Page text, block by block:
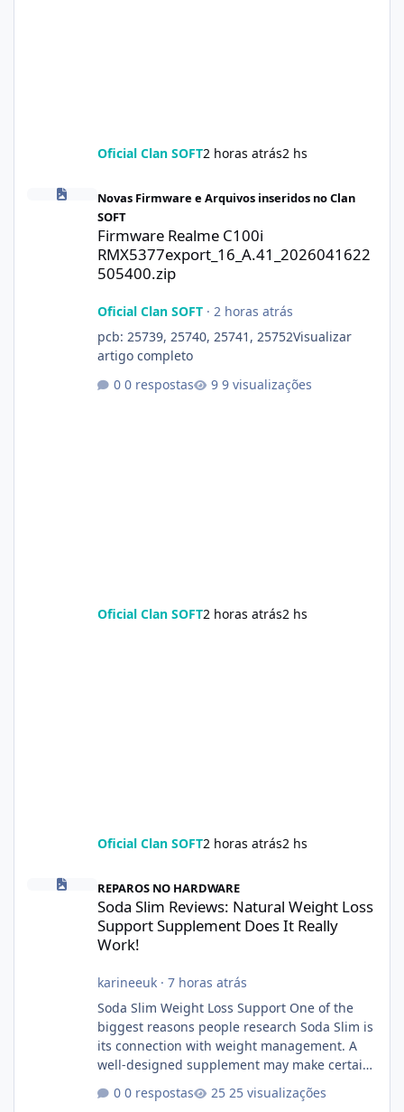
Oficial Clan SOFT2 horas atrás2 hs
Firmware Realme C100i
Novas Firmware e Arquivos inseridos no Clan
SOFT
Firmware Realme C100i
RMX5377export_16_A.41_2026041622
505400.zip
Oficial Clan SOFT· 2 horas atrás
pcb: 25739, 25740, 25741, 25752Visualizar
artigo completo
0 respostas
9 visualizações
Oficial Clan SOFT2 horas atrás2 hs
Oficial Clan SOFT2 horas atrás2 hs
Soda Slim Reviews: Natural Weight Loss Support Supplement
REPAROS NO HARDWARE
Soda Slim Reviews: Natural Weight Loss
Support Supplement Does It Really
Work!
karineeuk· 7 horas atrás
Soda Slim Weight Loss Support One of the
biggest reasons people research Soda Slim is
its connection with weight management. A
well-designed supplement may make certain
aspects of a healthy routine easier to
maintain, depending on its ingredients and
0 respostas 25 visualizações